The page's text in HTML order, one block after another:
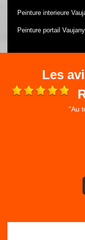
Peinture interieure
Peinture portail
Les
"Au